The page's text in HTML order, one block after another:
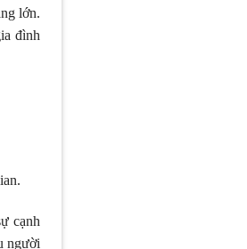
lớn.
đình
cạnh
người